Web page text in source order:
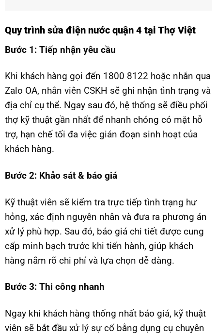
Quy trình sửa điện nước quận 4 tại Thợ Việt
Bước 1: Tiếp nhận yêu cầu
Khi khách hàng gọi đến 1800 8122 hoặc nhắn qua
Zalo OA, nhân viên CSKH sẽ ghi nhận tình trạng và
địa chỉ cụ thể. Ngay sau đó, hệ thống sẽ điều phối
thợ kỹ thuật gần nhất để nhanh chóng có mặt hỗ
trợ, hạn chế tối đa việc gián đoạn sinh hoạt của
khách hàng.
Bước 2: Khảo sát & báo giá
Kỹ thuật viên sẽ kiểm tra trực tiếp tình trạng hư
hỏng, xác định nguyên nhân và đưa ra phương án
xử lý phù hợp. Sau đó, báo giá chi tiết được cung
cấp minh bạch trước khi tiến hành, giúp khách
hàng nắm rõ chi phí và lựa chọn dễ dàng.
Bước 3: Thi công nhanh
Ngay khi khách hàng thống nhất báo giá, kỹ thuật
viên sẽ bắt đầu xử lý sự cố bằng dụng cụ chuyên